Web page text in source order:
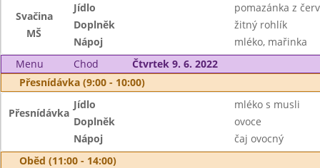
Svačina
MŠ
Jídlo
pomazánka z
Doplněk
žitný rohlík
Nápoj
mléko, mařinka
Menu
Chod
Čtvrtek 9. 6. 2022
Přesnídávka (9:00 - 10:00)
Přesnídávka
Jídlo
mléko s musli
Doplněk
ovoce
Nápoj
čaj ovocný
Oběd (11:00 - 14:00)